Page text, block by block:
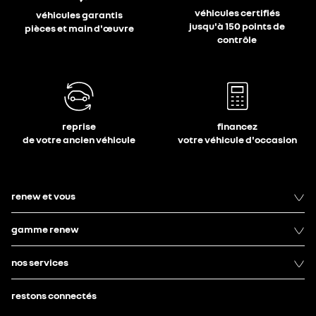
véhicules garantis
pièces et main d'œuvre
véhicules certifiés
jusqu'à 150 points de
contrôle
reprise
de votre ancien véhicule
financez
votre véhicule d'occasion
renew et vous
gamme renew
nos services
restons connectés